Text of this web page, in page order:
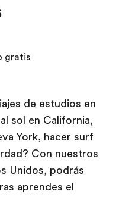
de estudios en
sol en California,
York, hacer surf
Con nuestros
Unidos, podrás
aprendes el
gratis